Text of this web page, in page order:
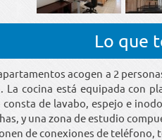
Lo que
acogen a 2
La cocina está equipada con
consta de lavabo, espejo e
y una zona de estudio
de conexiones de teléfono,